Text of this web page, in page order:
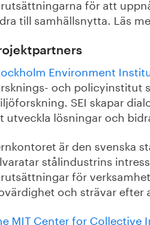
för att
till samhällsnytta. Läs
Environment
och policyinstitut
SEI skapar
utveckla lösningar och
är den svenska
stålindustrins
för
och strävar efter
MIT Center for Collective